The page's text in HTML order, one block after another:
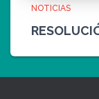
NOTICIAS